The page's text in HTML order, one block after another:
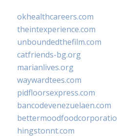
okhealthcareers.com
theintexperience.com
unboundedthefilm.com
catfriends-bg.org
marianlives.org
waywardtees.com
pidfloorsexpress.com
bancodevenezuelaen.com
hingstonnt.com